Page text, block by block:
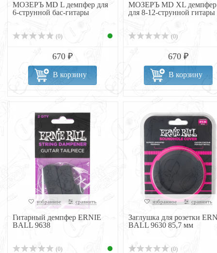
МОЗЕРЪ MD L демпфер для
6-струнной бас-гитары
(0)
670 ₽
В корзину
МОЗЕРЪ MD XL демпфер
для 8-12-струнной гитары
(0)
670 ₽
В корзину
избранное сравнить
Гитарный демпфер ERNIE
BALL 9638
(0)
избранное сравнить
Заглушка для розетки
BALL 9630 85,7 мм
(0)